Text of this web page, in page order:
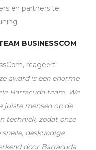
en partners te
BUSINESSCOM
reageert
award is een enorme
Barracuda-team. We
juiste mensen op de
techniek, zodat onze
deskundige
door Barracuda